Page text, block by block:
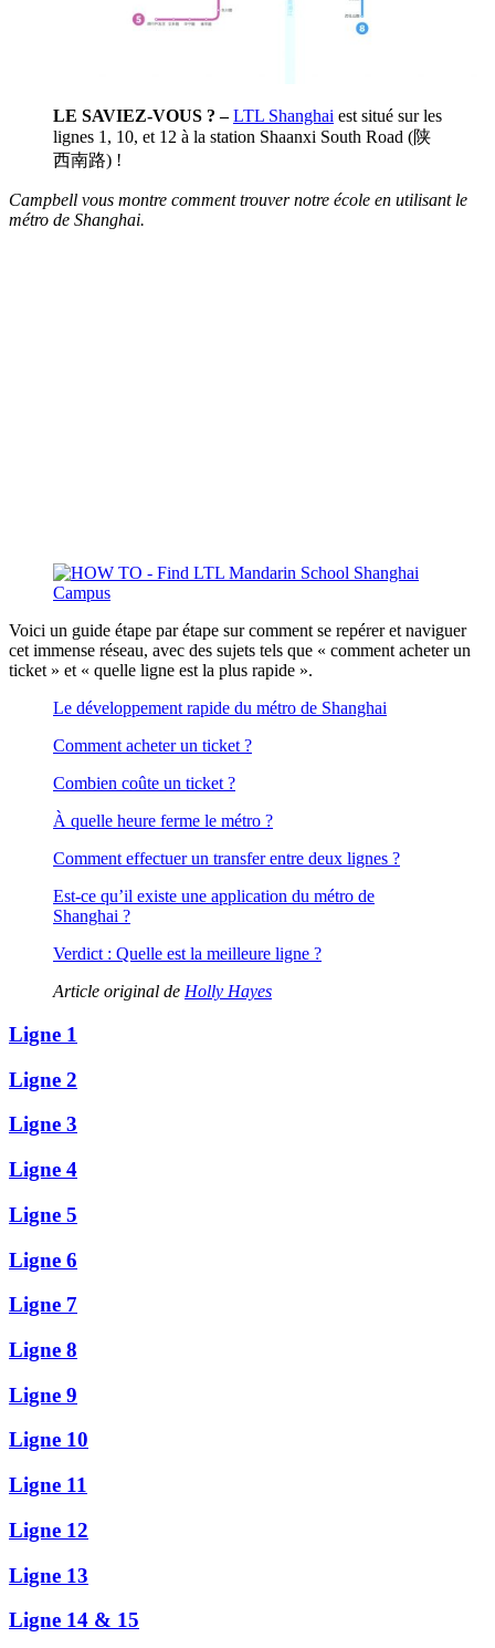
LE SAVIEZ-VOUS ? –LTL Shanghai est situé sur les
lignes 1, 10, et 12 à la station Shaanxi South Road (陕
西南路) !
Campbell vous montre comment trouver notre école en utilisant le
métro de Shanghai.
Voici un guide étape par étape sur comment se repérer et naviguer
cet immense réseau, avec des sujets tels que « comment acheter un
ticket » et « quelle ligne est la plus rapide ».
Le développement rapide du métro de Shanghai
Comment acheter un ticket ?
Combien coûte un ticket ?
À quelle heure ferme le métro ?
Comment effectuer un transfer entre deux lignes ?
Est-ce qu’il existe une application du métro de
Shanghai ?
Verdict : Quelle est la meilleure ligne ?
Article original de Holly Hayes
Ligne 1
Ligne 2
Ligne 3
Ligne 4
Ligne 5
Ligne 6
Ligne 7
Ligne 8
Ligne 9
Ligne 10
Ligne 11
Ligne 12
Ligne 13
Ligne 14 & 15